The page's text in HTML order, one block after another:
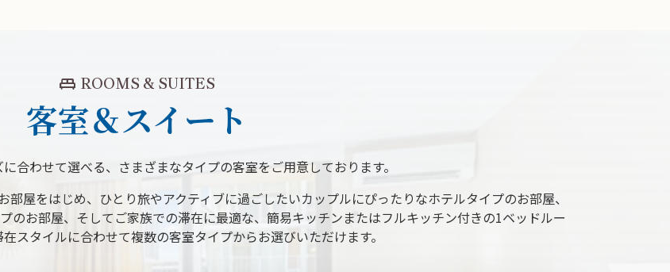
king_bed ROOMS & SUITES
客室＆スイート
合わせて選べる、さまざまなタイプの客室をご用意しております。
屋をはじめ、ひとり旅やアクティブに過ごしたいカップルにぴったりなホテルタイプのお部屋、
のお部屋、そしてご家族での滞在に最適な、簡易キッチンまたはフルキッチン付きの1ベッドルー
スタイルに合わせて複数の客室タイプからお選びいただけます。